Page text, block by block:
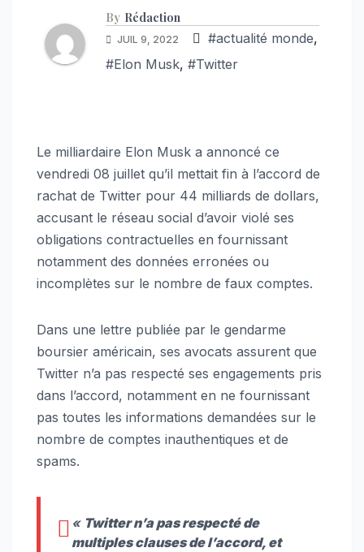
By Rédaction
JUIL 9, 2022 #actualité monde,
#Elon Musk, #Twitter
Le milliardaire Elon Musk a annoncé ce
vendredi 08 juillet qu’il mettait fin à l’accord de
rachat de Twitter pour 44 milliards de dollars,
accusant le réseau social d’avoir violé ses
obligations contractuelles en fournissant
notamment des données erronées ou
incomplètes sur le nombre de faux comptes.
Dans une lettre publiée par le gendarme
boursier américain, ses avocats assurent que
Twitter n’a pas respecté ses engagements pris
dans l’accord, notamment en ne fournissant
pas toutes les informations demandées sur le
nombre de comptes inauthentiques et de
spams.
« Twitter n’a pas respecté de
multiples clauses de l’accord, et